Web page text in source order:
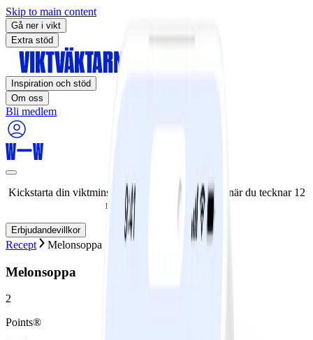
Skip to main content
Gå ner i vikt
Extra stöd
Inspiration och stöd
Om oss
Bli medlem
Kickstarta din viktminskningsresa nu! Spara 50% när du tecknar 12
månaders medlemskap.
Erbjudandevillkor
Recept Melonsoppa
Melonsoppa
2
Points®